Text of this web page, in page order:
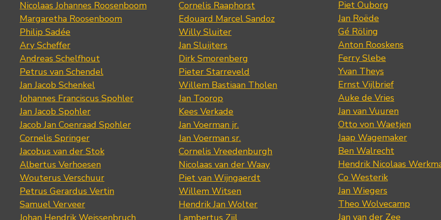
Nicolaas Johannes Roosenboom
Margaretha Roosenboom
Philip Sadée
Ary Scheffer
Andreas Schelfhout
Petrus van Schendel
Jan Jacob Schenkel
Johannes Franciscus Spohler
Jan Jacob Spohler
Jacob Jan Coenraad Spohler
Cornelis Springer
Jacobus van der Stok
Albertus Verhoesen
Wouterus Verschuur
Petrus Gerardus Vertin
Samuel Verveer
Cornelis Raaphorst
Edouard Marcel Sandoz
Willy Sluiter
Jan Sluijters
Dirk Smorenberg
Pieter Starreveld
Willem Bastiaan Tholen
Jan Toorop
Kees Verkade
Jan Voerman jr.
Jan Voerman sr.
Cornelis Vreedenburgh
Nicolaas van der Waay
Piet van Wijngaerdt
Willem Witsen
Hendrik Jan Wolter
Piet Ouborg
Jan Roëde
Gé Röling
Anton Rooskens
Ferry Slebe
Yvan Theys
Ernst Vijlbrief
Auke de Vries
Jan van Vuuren
Otto von Waetjen
Jaap Wagemaker
Ben Walrecht
Hendrik Nicolaas
Co Westerik
Jan Wiegers
Theo Wolvecamp
Jan van der Zee